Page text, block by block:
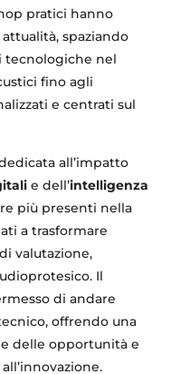
pratici hanno
spaziando
tecnologiche nel
fino agli
e centrati sul
all’impatto
e dell’intelligenza
più presenti nella
a trasformare
valutazione,
Il
di andare
offrendo una
delle opportunità e